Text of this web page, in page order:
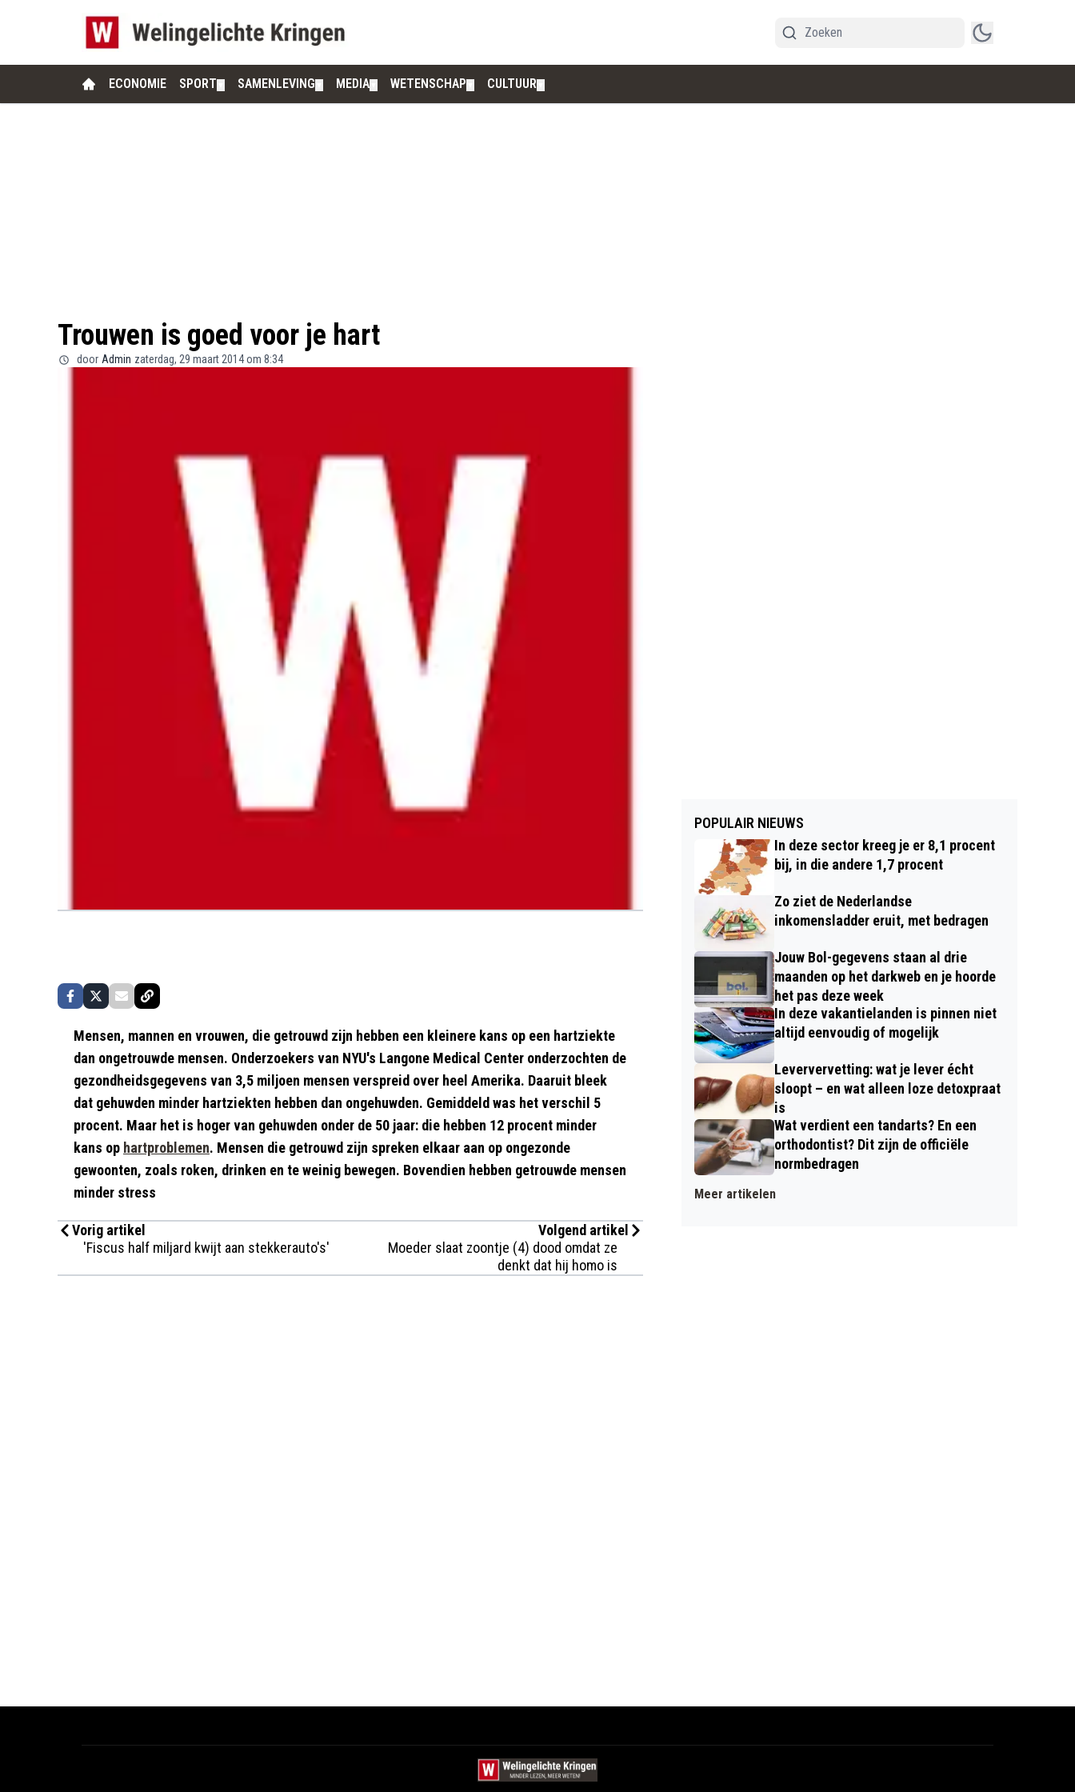
ECONOMIE SPORT SAMENLEVING MEDIA WETENSCHAP CULTUUR
Trouwen is goed voor je hart
door Admin zaterdag, 29 maart 2014 om 8:34
Mensen, mannen en vrouwen, die getrouwd zijn hebben een kleinere kans op een hartziekte
dan ongetrouwde mensen. Onderzoekers van NYU's Langone Medical Center onderzochten de
gezondheidsgegevens van 3,5 miljoen mensen verspreid over heel Amerika. Daaruit bleek
dat gehuwden minder hartziekten hebben dan ongehuwden. Gemiddeld was het verschil 5
procent. Maar het is hoger van gehuwden onder de 50 jaar: die hebben 12 procent minder
kans op hartproblemen. Mensen die getrouwd zijn spreken elkaar aan op ongezonde
gewoonten, zoals roken, drinken en te weinig bewegen. Bovendien hebben getrouwde mensen
minder stress
Vorig artikel
'Fiscus half miljard kwijt aan stekkerauto's'
Volgend artikel
Moeder slaat zoontje (4) dood omdat ze
denkt dat hij homo is
POPULAIR NIEUWS
In deze sector kreeg je er 8,1 procent
bij, in die andere 1,7 procent
Zo ziet de Nederlandse
inkomensladder eruit, met bedragen
Jouw Bol-gegevens staan al drie
maanden op het darkweb en je hoorde
het pas deze week
In deze vakantielanden is pinnen niet
altijd eenvoudig of mogelijk
Leververvetting: wat je lever écht
sloopt – en wat alleen loze detoxpraat
is
Wat verdient een tandarts? En een
orthodontist? Dit zijn de officiële
normbedragen
Meer artikelen